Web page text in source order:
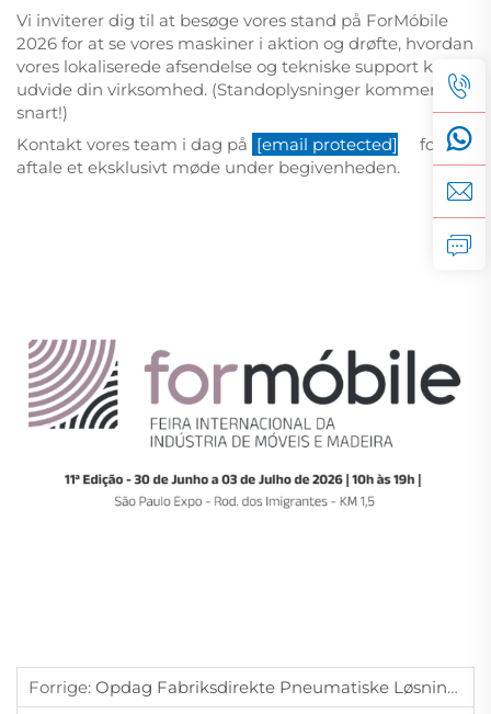
Vi inviterer dig til at besøge vores stand på ForMóbile
2026 for at se vores maskiner i aktion og drøfte, hvordan
vores lokaliserede afsendelse og tekniske support kan
udvide din virksomhed. (Standoplysninger kommer
snart!)
Kontakt vores team i dag på [email protected]
for at
aftale et eksklusivt møde under begivenheden.
Forrige: Opdag Fabriksdirekte Pneumatiske Løsninger På WIN EURASIA 2026: Jinan Golden Bridge Inviterer Dig Til Istanbul